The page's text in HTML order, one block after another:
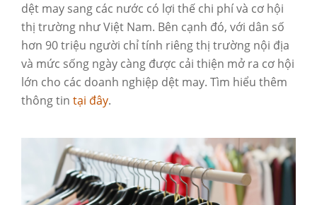
dệt may sang các nước có lợi thế chi phí và cơ hội
thị trường như Việt Nam. Bên cạnh đó, với dân số
hơn 90 triệu người chỉ tính riêng thị trường nội địa
và mức sống ngày càng được cải thiện mở ra cơ hội
lớn cho các doanh nghiệp dệt may. Tìm hiểu thêm
thông tin tại đây.